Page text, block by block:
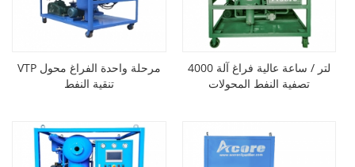
VTP مرحلة واحدة الفراغ محول
تنقية النفط
4000 لتر / ساعة عالية فراغ آلة
تصفية النفط المحولات